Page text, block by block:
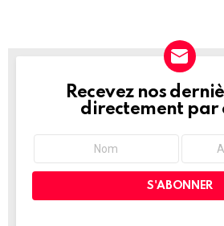
NEWSLETTER
Recevez nos
directement par